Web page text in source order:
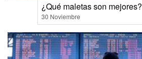
¿Qué maletas son mejores?
30 Noviembre